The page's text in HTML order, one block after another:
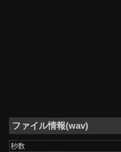
ファイル情報(wav)
秒数